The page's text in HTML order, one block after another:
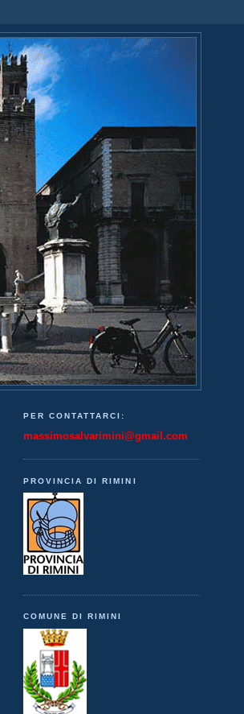
PER CONTATTARCI:
massimosalvarimini@gmail.com
PROVINCIA DI RIMINI
COMUNE DI RIMINI